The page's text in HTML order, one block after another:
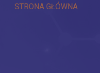
STRONA GŁÓWNA